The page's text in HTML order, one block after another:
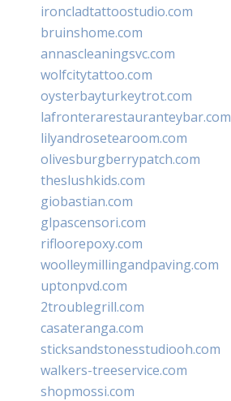
ironcladtattoostudio.com
bruinshome.com
annascleaningsvc.com
wolfcitytattoo.com
oysterbayturkeytrot.com
lafronterarestauranteybar.com
lilyandrosetearoom.com
olivesburgberrypatch.com
theslushkids.com
giobastian.com
glpascensori.com
rifloorepoxy.com
woolleymillingandpaving.com
uptonpvd.com
2troublegrill.com
casateranga.com
sticksandstonesstudiooh.com
walkers-treeservice.com
shopmossi.com